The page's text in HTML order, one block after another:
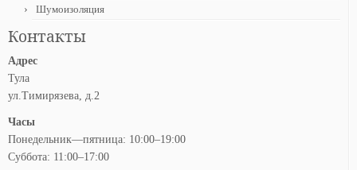
Шумоизоляция
Контакты
Адрес
Тула
ул.Тимирязева, д.2
Часы
Понедельник—пятница: 10:00–19:00
Суббота: 11:00–17:00